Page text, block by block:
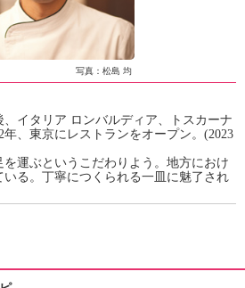
デ
ュ
ー
シ
ナ
ル
「
み
ょ
写真：松島 均
イタリア ロンバルディア、トスカーナ
、東京にレストランをオープン。(2023
運ぶというこだわりよう。地方におけ
る。丁寧につくられる一皿に魅了され